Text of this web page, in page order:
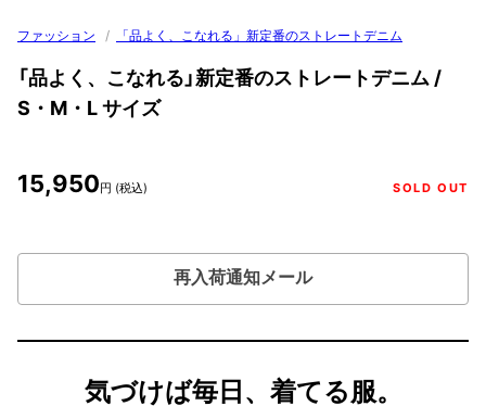
ファッション / 「品よく、こなれる」新定番のストレートデニム
「品よく、こなれる」新定番のストレートデニム /
S・M・L サイズ
15,950円 (税込) SOLD OUT
再入荷通知メール
気づけば毎日、着てる服。